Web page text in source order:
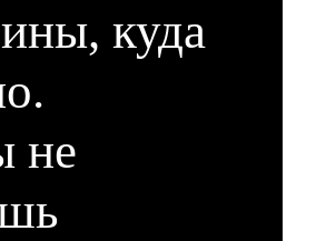
куда
не